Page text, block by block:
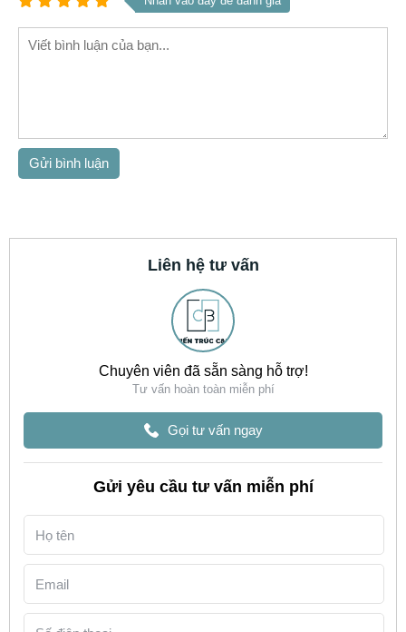
Liên hệ tư vấn
Chuyên viên đã sẵn sàng hỗ trợ!
Tư vấn hoàn toàn miễn phí
Gọi tư vấn ngay
Gửi yêu cầu tư vấn miễn phí